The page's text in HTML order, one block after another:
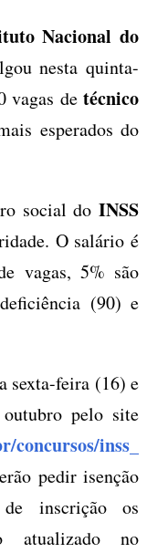
Nacional do
nesta quinta-
vagas detécnico
esperados do
social do INSS
O salário é
vagas, 5% são
(90) e
sexta-feira (16) e
pelo site
inss_
pedir isenção
inscrição os
atualizado no